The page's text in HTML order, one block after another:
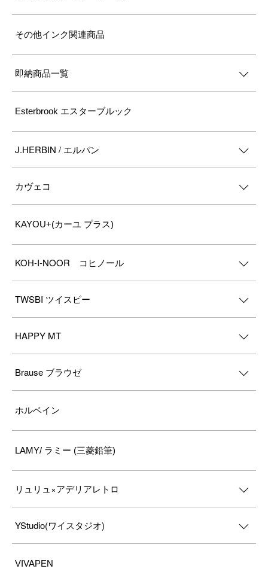
その他インク関連商品
即納商品一覧
Esterbrook エスターブルック
J.HERBIN / エルバン
カヴェコ
KAYOU+(カーユ プラス)
KOH-I-NOOR コヒノール
TWSBI ツイスビー
HAPPY MT
Brause ブラウゼ
ホルベイン
LAMY/ ラミー (三菱鉛筆)
リュリュ×アデリアレトロ
YStudio(ワイスタジオ)
VIVAPEN